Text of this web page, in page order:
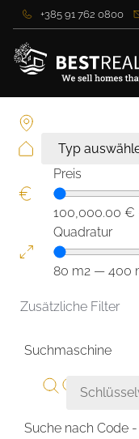
+385 91 762 0800
Preis
100,000.00 €
Quadratur
80 m2 —400
Zusätzliche Filter
Suchmaschine
Suche nach Code -